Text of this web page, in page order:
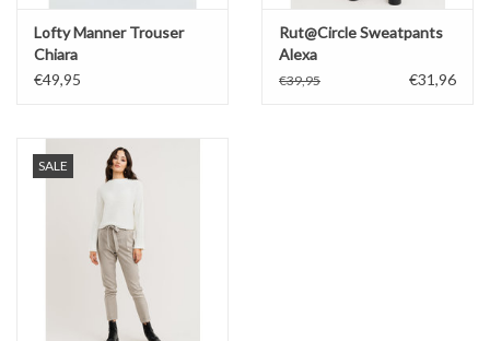
Lofty Manner Trouser
Chiara
€49,95
Rut@Circle Sweatpants
Alexa
€39,95 €31,96
SALE